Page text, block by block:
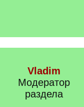
Vladim
Модератор
раздела